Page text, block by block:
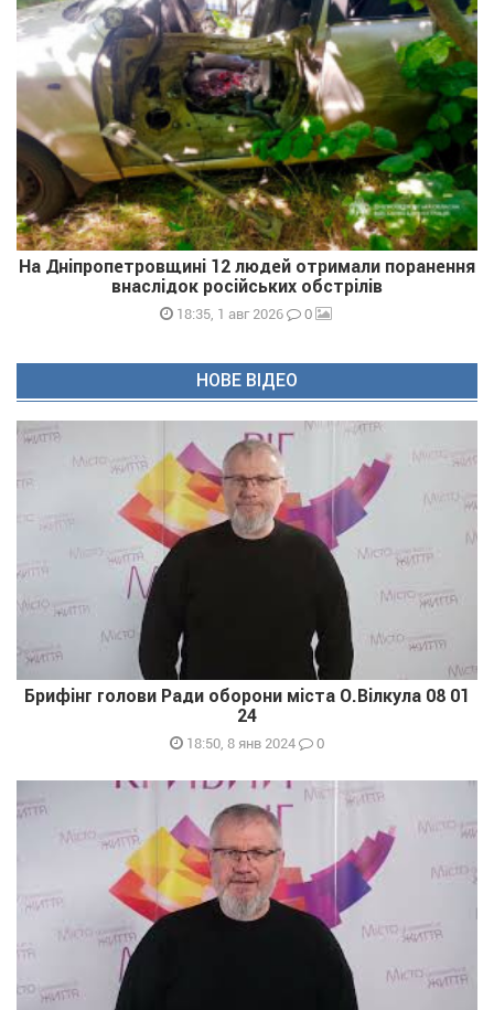
На Дніпропетровщині 12 людей отримали поранення
внаслідок російських обстрілів
18:35, 1 авг 2026 0
НОВЕ ВІДЕО
Брифінг голови Ради оборони міста О.Вілкула 08 01
24
18:50, 8 янв 2024 0